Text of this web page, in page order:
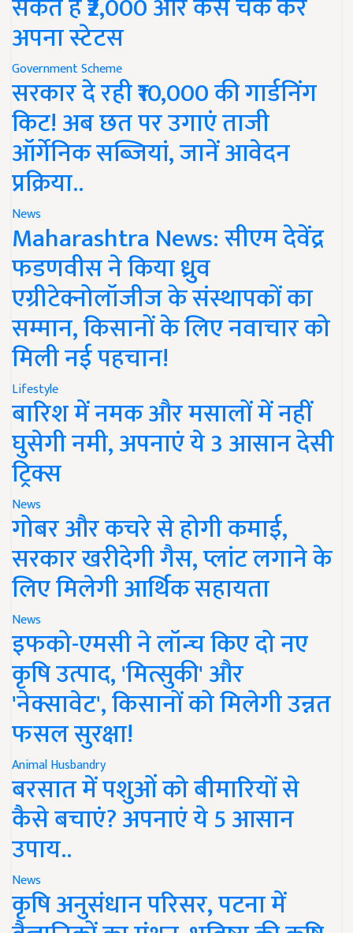
अपना स्टेटस
Government Scheme
सरकार दे रही ₹10,000 की गार्डनिंग
किट! अब छत पर उगाएं ताजी
ऑर्गेनिक सब्जियां, जानें आवेदन
प्रक्रिया..
News
Maharashtra News: सीएम देवेंद्र
फडणवीस ने किया ध्रुव
एग्रीटेक्नोलॉजीज के संस्थापकों का
सम्मान, किसानों के लिए नवाचार को
मिली नई पहचान!
Lifestyle
बारिश में नमक और मसालों में नहीं
घुसेगी नमी, अपनाएं ये 3 आसान देसी
ट्रिक्स
News
गोबर और कचरे से होगी कमाई,
सरकार खरीदेगी गैस, प्लांट लगाने के
लिए मिलेगी आर्थिक सहायता
News
इफको-एमसी ने लॉन्च किए दो नए
कृषि उत्पाद, 'मित्सुकी' और
'नेक्सावेट', किसानों को मिलेगी उन्नत
फसल सुरक्षा!
Animal Husbandry
बरसात में पशुओं को बीमारियों से
कैसे बचाएं? अपनाएं ये 5 आसान
उपाय..
News
कृषि अनुसंधान परिसर, पटना में